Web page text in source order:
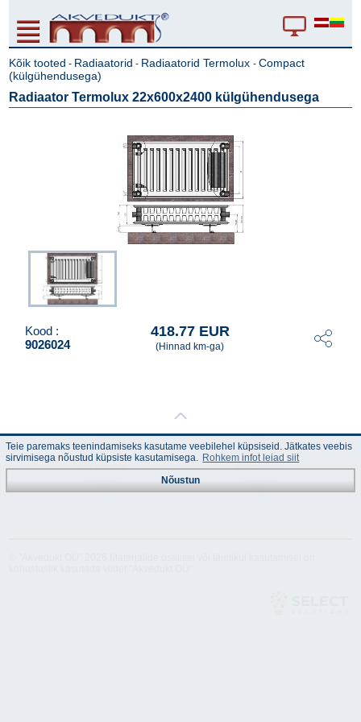
Kõik tooted - Radiaatorid - Radiaatorid Termolux-Compact
(külgühendusega)
Radiaator Termolux 22x600x2400 külgühendusega
Kood :
9026024
418.77 EUR
(Hinnad km-ga)
Teie paremaks teenindamiseks kasutame veebilehel küpsiseid. Jätkates veebis
sirvimisega nõustud küpsiste kasutamisega. Rohkem infot leiad siit
Nõustun